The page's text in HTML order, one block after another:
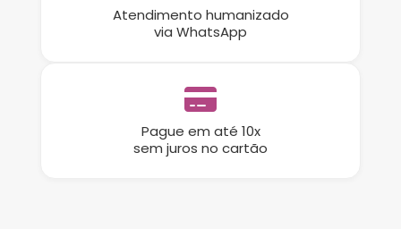
Atendimento humanizado
via WhatsApp
Pague em até 10x
sem juros no cartão